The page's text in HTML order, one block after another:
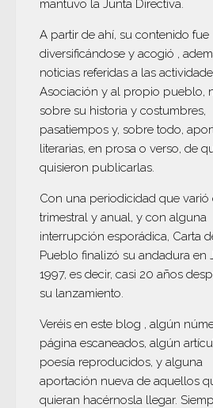
mantuvo la Junta Directiva.
A partir de ahí, su contenido fue
diversificándose y acogió ,
noticias referidas a las
Asociación y al propio pueblo,
sobre su historia y costumbres,
pasatiempos y, sobre todo,
literarias, en prosa o verso, de
quisieron publicarlas.
Con una periodicidad que varió
trimestral y anual, y con alguna
interrupción esporádica, Carta
Pueblo finalizó su andadura en
1997, es decir, casi 20 años
su lanzamiento.
Veréis en este blog , algún
página escaneados, algún
poesía reproducidos, y alguna
aportación nueva de aquellos
quieran hacérnosla llegar.